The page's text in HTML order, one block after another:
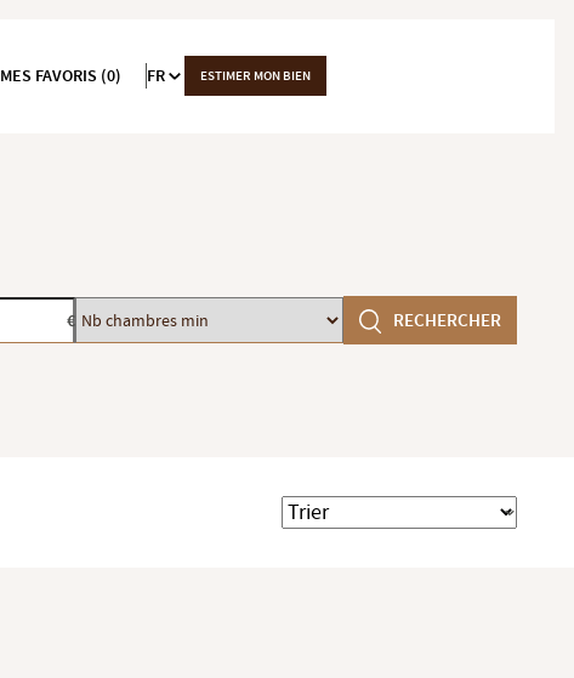
MES FAVORIS (0) FR ESTIMER MON BIEN
€ Nb
chambres
RECHERCHER
Trier